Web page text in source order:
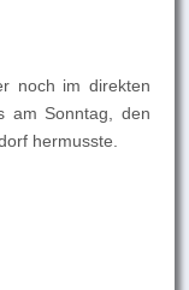
noch im direkten
am Sonntag, den
hermusste.